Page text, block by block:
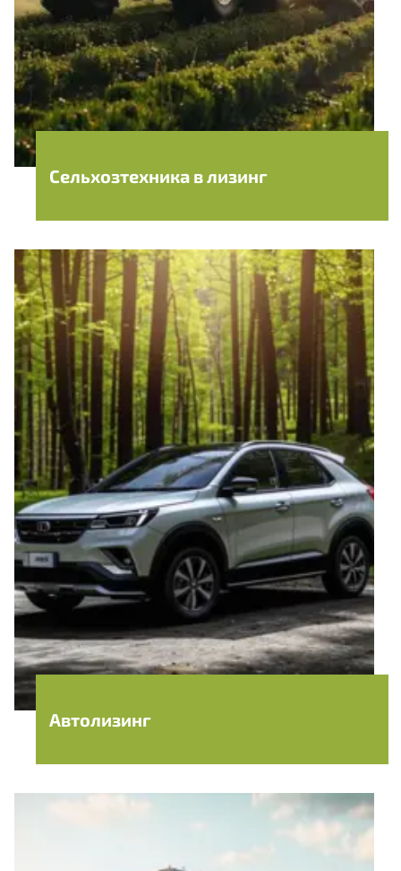
Сельхозтехника в лизинг
Автолизинг